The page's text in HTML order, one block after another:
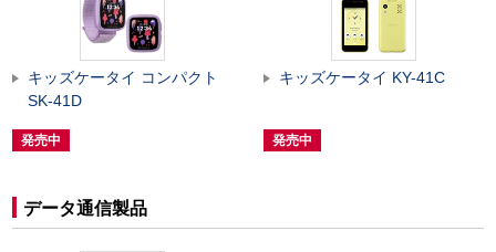
キッズケータイ コンパクト
SK-41D
発売中
キッズケータイ KY-41C
発売中
データ通信製品